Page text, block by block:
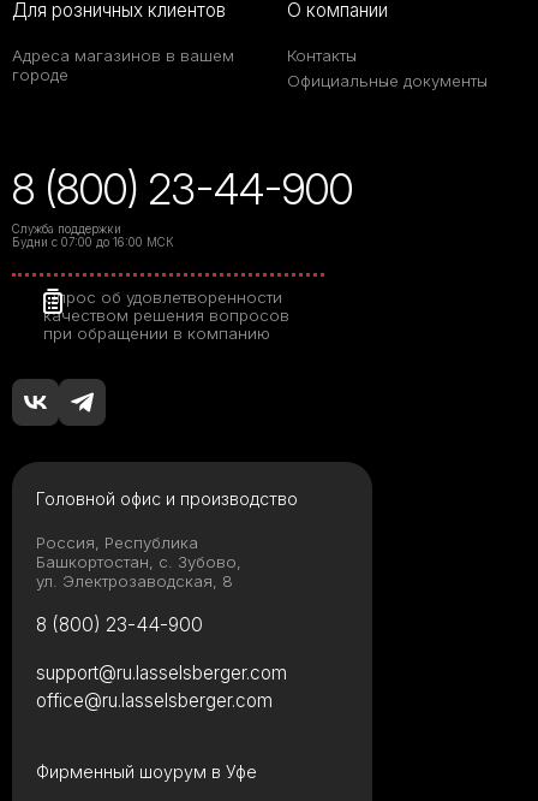
Для розничных клиентов
Адреса магазинов в вашем
городе
О компании
Контакты
Официальные документы
8 (800) 23-44-900
Служба поддержки
Будни с 07:00 до 16:00 МСК
Опрос об удовлетворенности
качеством решения вопросов
при обращении в компанию
Головной офис и производство
Россия, Республика
Башкортостан, с. Зубово,
ул. Электрозаводская, 8
8 (800) 23-44-900
Фирменный шоурум в Уфе
support@ru.lasselsberger.com
office@ru.lasselsberger.com